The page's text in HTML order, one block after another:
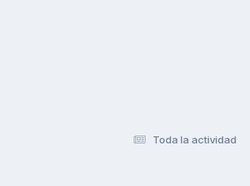
Toda la actividad